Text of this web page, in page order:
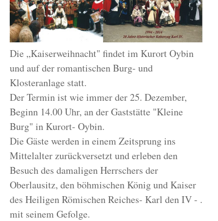
Die „Kaiserweihnacht" findet im Kurort Oybin
und auf der romantischen Burg- und
Klosteranlage statt.
Der Termin ist wie immer der 25. Dezember,
Beginn 14.00 Uhr, an der Gaststätte "Kleine
Burg" in Kurort- Oybin.
Die Gäste werden in einem Zeitsprung ins
Mittelalter zurückversetzt und erleben den
Besuch des damaligen Herrschers der
Oberlausitz, den böhmischen König und Kaiser
des Heiligen Römischen Reiches- Karl den IV - .
mit seinem Gefolge.